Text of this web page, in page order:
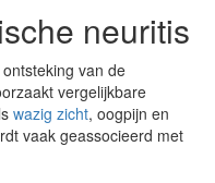
neuritis
van de
vergelijkbare
wazig zicht, oogpijn en
vaak geassocieerd met